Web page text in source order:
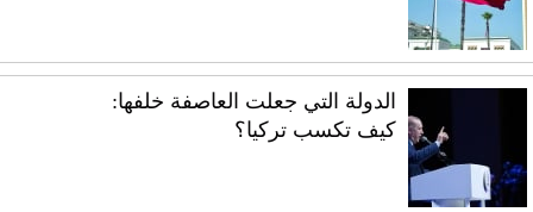
الدولة التي جعلت العاصفة خلفها:
كيف تكسب تركيا؟